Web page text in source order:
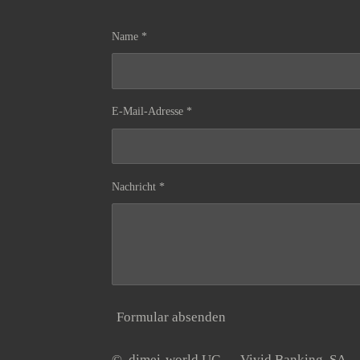
Name *
E-Mail-Adresse *
Nachricht *
Formular absenden